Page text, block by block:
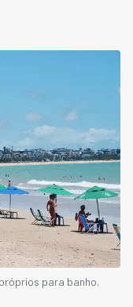
para banho.